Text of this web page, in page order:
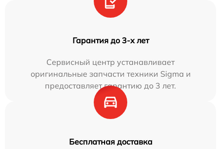
Гарантия до 3-х лет
Сервисный центр устанавливает
оригинальные запчасти техники Sigma и
предоставляет гарантию до 3 лет.
Бесплатная доставка